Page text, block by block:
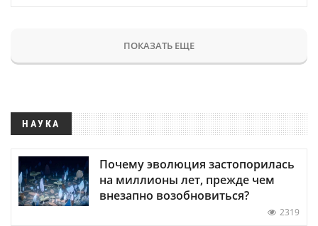
ПОКАЗАТЬ ЕЩЕ
НАУКА
Почему эволюция застопорилась
на миллионы лет, прежде чем
внезапно возобновиться?
2319